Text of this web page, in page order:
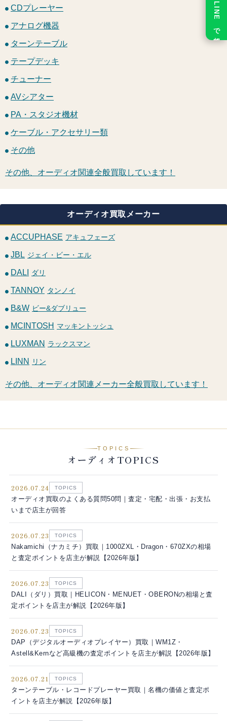
CDプレーヤー
アナログ機器
ターンテーブル
テープデッキ
チューナー
AVシアター
PA・スタジオ機材
ケーブル・アクセサリー類
その他
その他、オーディオ関連全般買取しています！
オーディオ買取メーカー
ACCUPHASE アキュフェーズ
JBL ジェイ・ビー・エル
DALI ダリ
TANNOY タンノイ
B&W ビー&ダブリュー
MCINTOSH マッキントッシュ
LUXMAN ラックスマン
LINN リン
その他、オーディオ関連メーカー全般買取しています！
TOPICS
オーディオTOPICS
2026.07.24 TOPICS
オーディオ買取のよくある質問50問｜査定・宅配・出張・お支払
いまで店主が回答
2026.07.23 TOPICS
Nakamichi（ナカミチ）買取｜1000ZXL・Dragon・670ZXの相場
と査定ポイントを店主が解説【2026年版】
2026.07.23 TOPICS
DALI（ダリ）買取｜HELICON・MENUET・OBERONの相場と査
定ポイントを店主が解説【2026年版】
2026.07.23 TOPICS
DAP（デジタルオーディオプレイヤー）買取｜WM1Z・
Astell&Kernなど高級機の査定ポイントを店主が解説【2026年版】
2026.07.21 TOPICS
ターンテーブル・レコードプレーヤー買取｜名機の価値と査定ポ
イントを店主が解説【2026年版】
LINE で相談